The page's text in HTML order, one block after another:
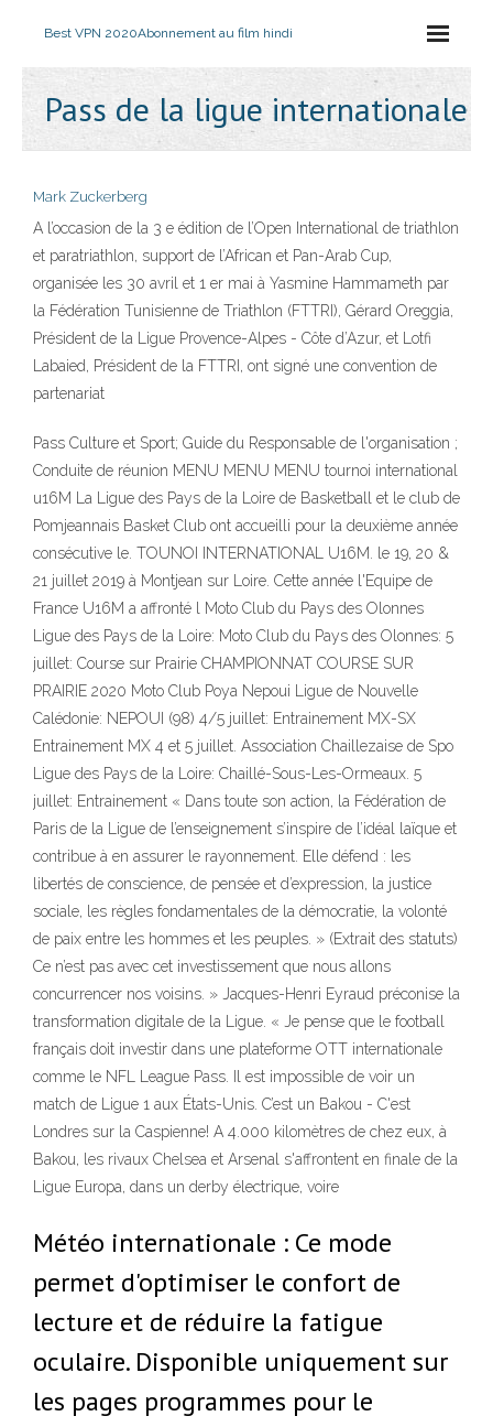
Best VPN 2020Abonnement au film hindi
Pass de la ligue internationale
Mark Zuckerberg
A l’occasion de la 3 e édition de l’Open International de triathlon
et paratriathlon, support de l’African et Pan-Arab Cup,
organisée les 30 avril et 1 er mai à Yasmine Hammameth par
la Fédération Tunisienne de Triathlon (FTTRI), Gérard Oreggia,
Président de la Ligue Provence-Alpes - Côte d’Azur, et Lotfi
Labaied, Président de la FTTRI, ont signé une convention de
partenariat
Pass Culture et Sport; Guide du Responsable de l'organisation ;
Conduite de réunion MENU MENU MENU tournoi international
u16M La Ligue des Pays de la Loire de Basketball et le club de
Pomjeannais Basket Club ont accueilli pour la deuxième année
consécutive le. TOUNOI INTERNATIONAL U16M. le 19, 20 &
21 juillet 2019 à Montjean sur Loire. Cette année l'Equipe de
France U16M a affronté l Moto Club du Pays des Olonnes
Ligue des Pays de la Loire: Moto Club du Pays des Olonnes: 5
juillet: Course sur Prairie CHAMPIONNAT COURSE SUR
PRAIRIE 2020 Moto Club Poya Nepoui Ligue de Nouvelle
Calédonie: NEPOUI (98) 4/5 juillet: Entrainement MX-SX
Entrainement MX 4 et 5 juillet. Association Chaillezaise de Spo
Ligue des Pays de la Loire: Chaillé-Sous-Les-Ormeaux. 5
juillet: Entrainement « Dans toute son action, la Fédération de
Paris de la Ligue de l’enseignement s’inspire de l’idéal laïque et
contribue à en assurer le rayonnement. Elle défend : les
libertés de conscience, de pensée et d’expression, la justice
sociale, les règles fondamentales de la démocratie, la volonté
de paix entre les hommes et les peuples. » (Extrait des statuts)
Ce n’est pas avec cet investissement que nous allons
concurrencer nos voisins. » Jacques-Henri Eyraud préconise la
transformation digitale de la Ligue. « Je pense que le football
français doit investir dans une plateforme OTT internationale
comme le NFL League Pass. Il est impossible de voir un
match de Ligue 1 aux États-Unis. C’est un Bakou - C'est
Londres sur la Caspienne! A 4.000 kilomètres de chez eux, à
Bakou, les rivaux Chelsea et Arsenal s'affrontent en finale de la
Ligue Europa, dans un derby électrique, voire
Météo internationale : Ce mode
permet d'optimiser le confort de
lecture et de réduire la fatigue
oculaire. Disponible uniquement sur
les pages programmes pour le